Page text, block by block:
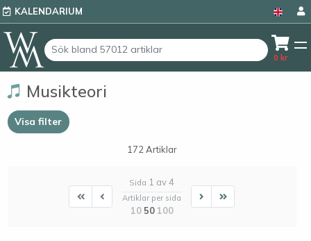
KALENDARIUM
0 kr
Musikteori
Visa filter
172 Artiklar
FirstFirst
Sida 1 av 4
Artiklar per sida
10 50 100
NextLast